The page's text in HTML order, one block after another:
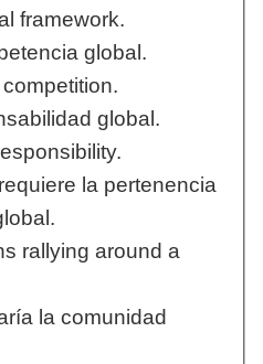
framework.
global.
global.
la pertenencia
rallying around a
la comunidad